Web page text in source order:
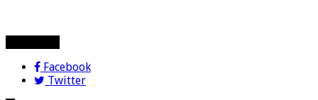
Facebook
Twitter